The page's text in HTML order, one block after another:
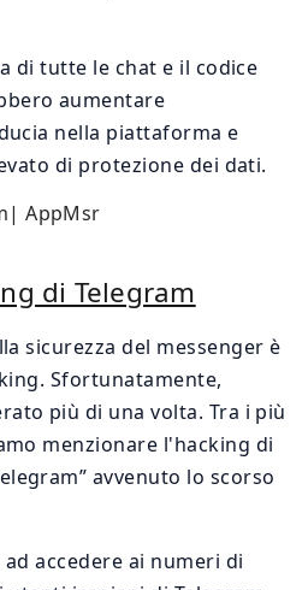
di tutte le chat e il codice
aumentare
nella piattaforma e
di protezione dei dati.
di Telegram
sicurezza del messenger è
Sfortunatamente,
più di una volta. Tra i più
menzionare l'hacking di
avvenuto lo scorso
accedere ai numeri di